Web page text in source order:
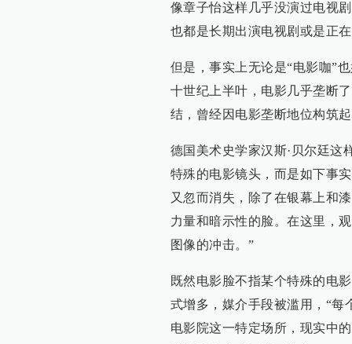
像章子怡这样几乎没演过电视
也都是长期出演电视剧或是正
但是，事实上无论是“电影咖”
十世纪上半叶，电影几乎垄断
结，曾经因电影垄断地位构筑
德国美术史学家汉斯·贝尔廷这
特殊的电影镜头，而是如下事
又忽而消失，除了在银幕上和
力量和暗示性的脸。在这里，
图像的冲击。”
既然电影脸不指某个特殊的电
式增多，媒介手段被滥用，“每
电影院这一特定场所，现实中